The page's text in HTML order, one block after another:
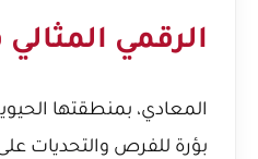
الرقمي
المعادي، بمنطقتها
بؤرة للفرص والتحديات